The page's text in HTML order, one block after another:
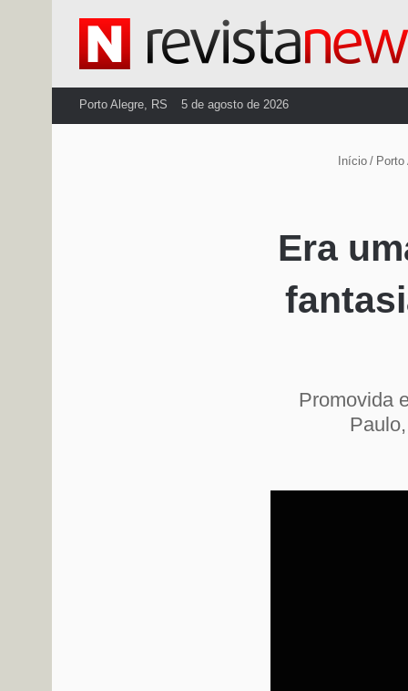
Porto Alegre, RS 5 de agosto de 2026
Início / Porto
Era
Promovida